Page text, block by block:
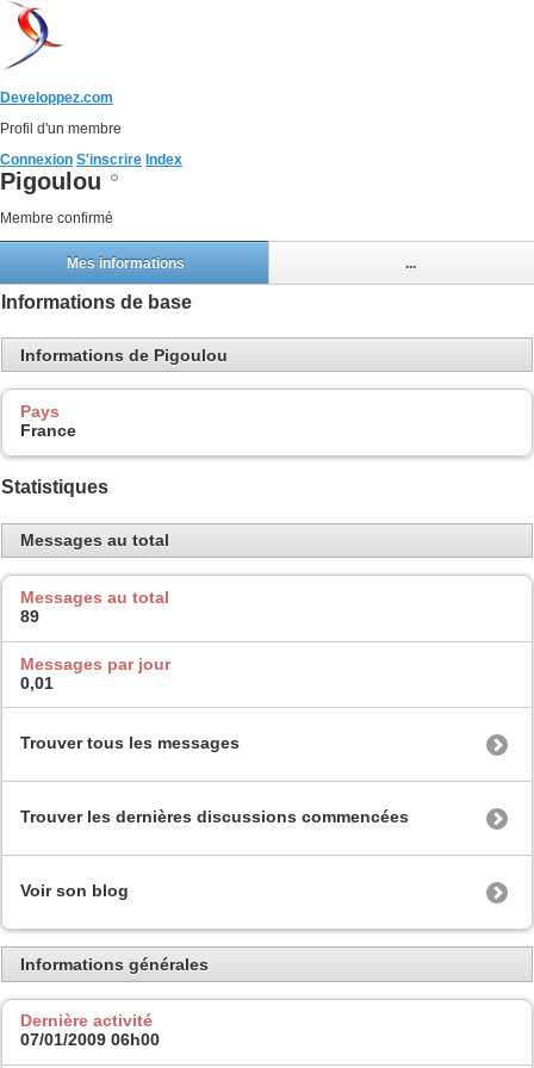
Developpez.com
Profil d'un membre
Connexion S'inscrire Index
Pigoulou
Membre confirmé
Mes informations ...
Informations de base
Informations de Pigoulou
Pays
France
Statistiques
Messages au total
Messages au total
89
Messages par jour
0,01
Trouver tous les messages
Trouver les dernières discussions commencées
Voir son blog
Informations générales
Dernière activité
07/01/2009 06h00